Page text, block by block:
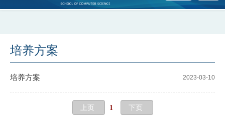
培养方案
2023-03-10
培养方案
上页 1 下页